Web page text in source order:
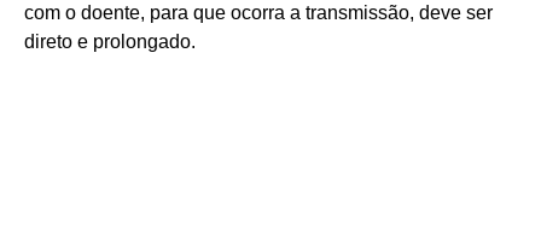
com o doente, para que ocorra a transmissão, deve ser
direto e prolongado.